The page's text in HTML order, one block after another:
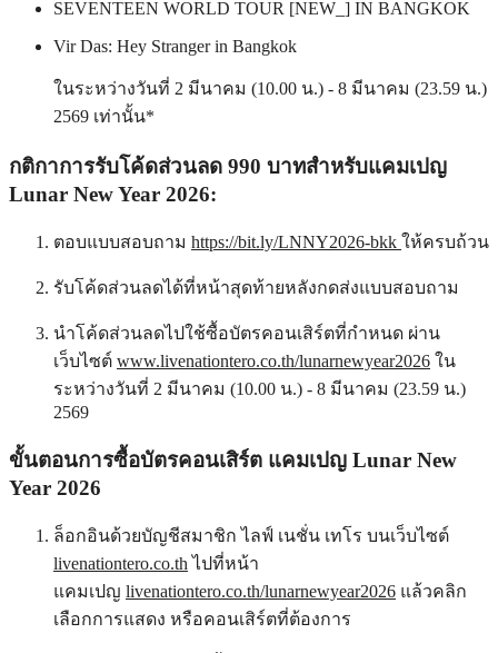
SEVENTEEN WORLD TOUR [NEW_] IN BANGKOK
Vir Das: Hey Stranger in Bangkok
ในระหว่างวันที่ 2 มีนาคม (10.00 น.) - 8 มีนาคม (23.59 น.)
2569 เท่านั้น*
กติกาการรับโค้ดส่วนลด 990 บาทสำหรับแคมเปญ
Lunar New Year 2026:
ตอบแบบสอบถาม https://bit.ly/LNNY2026-bkk ให้ครบถ้วน
รับโค้ดส่วนลดได้ที่หน้าสุดท้ายหลังกดส่งแบบสอบถาม
นำโค้ดส่วนลดไปใช้ซื้อบัตรคอนเสิร์ตที่กำหนด ผ่าน
เว็บไซต์ www.livenationtero.co.th/lunarnewyear2026 ใน
ระหว่างวันที่ 2 มีนาคม (10.00 น.) - 8 มีนาคม (23.59 น.)
2569
ขั้นตอนการซื้อบัตรคอนเสิร์ต แคมเปญ Lunar New
Year 2026
ล็อกอินด้วยบัญชีสมาชิก ไลฟ์ เนชั่น เทโร บนเว็บไซต์
livenationtero.co.th ไปที่หน้า
แคมเปญ livenationtero.co.th/lunarnewyear2026 แล้วคลิก
เลือกการแสดง หรือคอนเสิร์ตที่ต้องการ